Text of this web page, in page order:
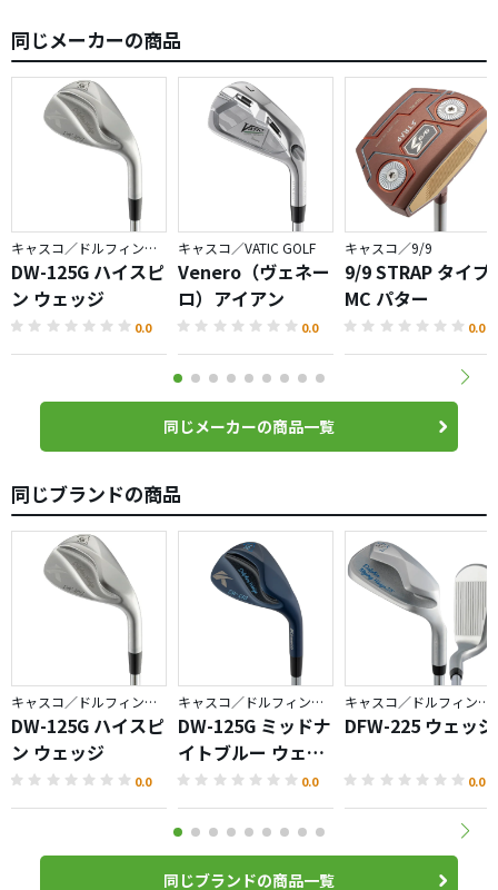
同じメーカーの商品
キャスコ／ドルフィンウェッジ
DW-125G ハイスピ
ン ウェッジ
0.0
キャスコ／VATIC GOLF
Venero（ヴェネー
ロ）アイアン
0.0
キャスコ／9/9
9/9 STRAP タイプ
MC パター
0.0
同じメーカーの商品一覧
同じブランドの商品
キャスコ／ドルフィンウェッジ
DW-125G ハイスピ
ン ウェッジ
0.0
キャスコ／ドルフィンウェッジ
DW-125G ミッドナ
イトブルー ウェッ
ジ
0.0
キャスコ／ドルフィンウェッジ
DFW-225 ウェッジ
0.0
同じブランドの商品一覧